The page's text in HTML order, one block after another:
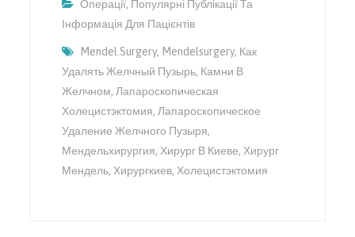
Операції, Популярні Публікації Та
Інформація Для Пацієнтів
Mendel.surgery, Mendelsurgery, Как
Удалять Желчный Пузырь, Камни В
Желчном,Лапароскопическая
Холецистэктомия,Лапароскопическое
Удаление Желчного Пузыря,
Мендельхирургия,Хирург В Киеве,Хирург
Мендель,Хирургкиев,Холецистэктомия